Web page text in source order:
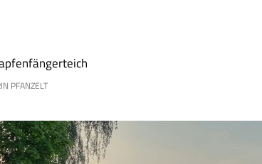
PFANZELT